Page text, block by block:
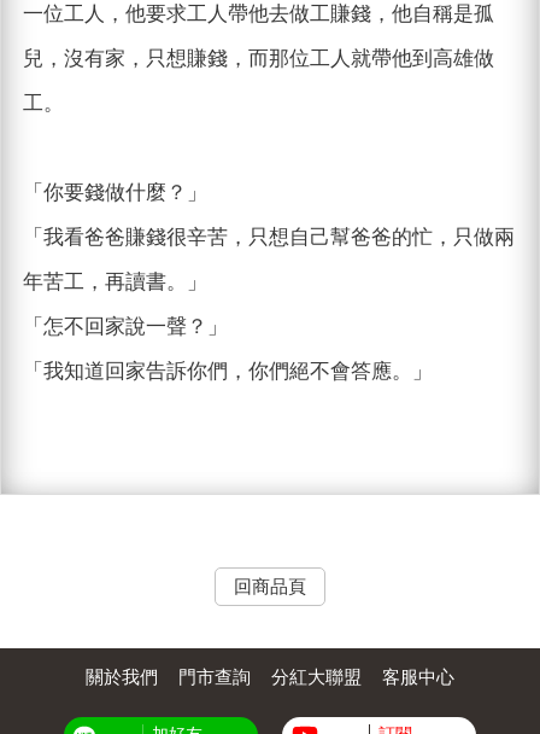
一位工人，他要求工人帶他去做工賺錢，他自稱是孤
兒，沒有家，只想賺錢，而那位工人就帶他到高雄做
工。
「你要錢做什麼？」
「我看爸爸賺錢很辛苦，只想自己幫爸爸的忙，只做兩
年苦工，再讀書。」
「怎不回家說一聲？」
「我知道回家告訴你們，你們絕不會答應。」
回商品頁
關於我們 門市查詢 分紅大聯盟 客服中心